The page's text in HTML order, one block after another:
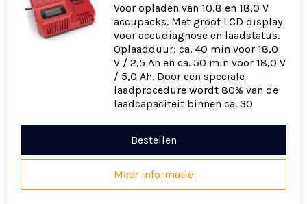
Voor opladen van 10,8 en 18,0 V
accupacks. Met groot LCD display
voor accudiagnose en laadstatus.
Oplaadduur: ca. 40 min voor 18,0
V / 2,5 Ah en ca. 50 min voor 18,0 V
/ 5,0 Ah. Door een speciale
laadprocedure wordt 80% van de
laadcapaciteit binnen ca. 30
Bestellen
Meer informatie